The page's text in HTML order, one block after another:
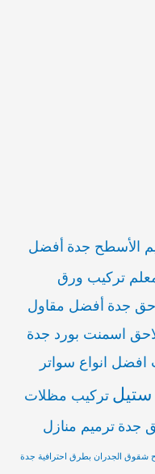
الأسطح جدة أفضل
تركيب ورق
جدة أفضل مقاول
اسمنت بورد جدة
افضل انواع سواتر
ستيل تركيب مظلات
جدة ترميم منازل
شقوق الجدران بطرق احترافية جدة